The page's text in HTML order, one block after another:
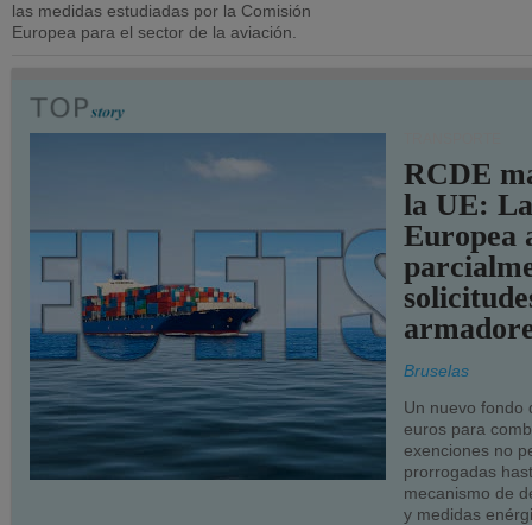
las medidas estudiadas por la Comisión
Europea para el sector de la aviación.
RCDE
la UE:
Europea
Bruselas
Un nuevo fondo
euros para
exenciones no
prorrogadas
mecanismo de
y medidas